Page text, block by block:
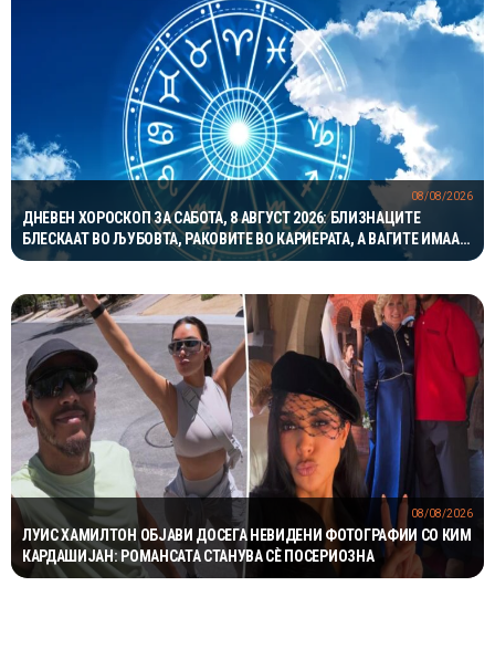
ДНЕВЕН ХОРОСКОП ЗА САБОТА, 8 АВГУСТ 2026: БЛИЗНАЦИТЕ
БЛЕСКААТ ВО ЉУБОВТА, РАКОВИТЕ ВО КАРИЕРАТА, А ВАГИТЕ ИМААТ
ОДЛИЧЕН ДЕН ЗА ХАРМОНИЈА
08/08/2026
ЛУИС ХАМИЛТОН ОБЈАВИ ДОСЕГА НЕВИДЕНИ ФОТОГРАФИИ СО КИМ
КАРДАШИЈАН: РОМАНСАТА СТАНУВА СÈ ПОСЕРИОЗНА
08/08/2026